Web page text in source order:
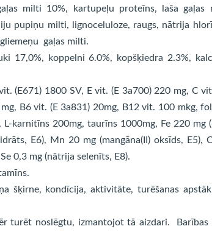
milti 10%, kartupeļu proteīns, laša gaļas
pupiņu milti, lignoceluloze, raugs, nātrija
gaļas milti.
17,0%, koppelni 6.0%, kopšķiedra 2.3%,
(E671) 1800 SV, E vit. (E 3a700) 220 mg, C
B6 vit. (E 3a831) 20mg, B12 vit. 100 mkg,
karnitīns 200mg, taurīns 1000mg, Fe 220 mg
E6), Mn 20 mg (mangāna(II) oksīds, E5),
0,3 mg (nātrija selenīts, E8).
šķirne, kondīcija, aktivitāte, turēšanas
turēt noslēgtu, izmantojot tā aizdari.